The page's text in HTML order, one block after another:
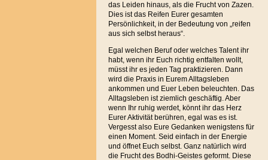
das Leiden hinaus, als die Frucht von Zazen.
Dies ist das Reifen Eurer gesamten
Persönlichkeit, in der Bedeutung von „reifen
aus sich selbst heraus“.
Egal welchen Beruf oder welches Talent ihr
habt, wenn ihr Euch richtig entfalten wollt,
müsst ihr es jeden Tag praktizieren. Dann
wird die Praxis in Eurem Alltagsleben
ankommen und Euer Leben beleuchten. Das
Alltagsleben ist ziemlich geschäftig. Aber
wenn Ihr ruhig werdet, könnt ihr das Herz
Eurer Aktivität berühren, egal was es ist.
Vergesst also Eure Gedanken wenigstens für
einen Moment. Seid einfach in der Energie
und öffnet Euch selbst. Ganz natürlich wird
die Frucht des Bodhi-Geistes geformt. Diese